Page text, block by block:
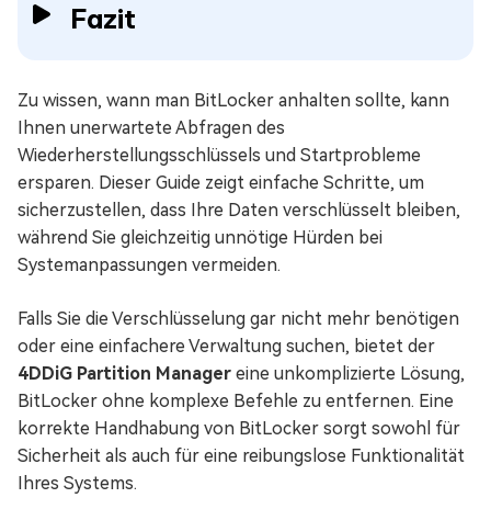
Fazit
Zu wissen, wann man BitLocker anhalten sollte, kann
Ihnen unerwartete Abfragen des
Wiederherstellungsschlüssels und Startprobleme
ersparen. Dieser Guide zeigt einfache Schritte, um
sicherzustellen, dass Ihre Daten verschlüsselt bleiben,
während Sie gleichzeitig unnötige Hürden bei
Systemanpassungen vermeiden.
Falls Sie die Verschlüsselung gar nicht mehr benötigen
oder eine einfachere Verwaltung suchen, bietet der
4DDiG Partition Manager eine unkomplizierte Lösung,
BitLocker ohne komplexe Befehle zu entfernen. Eine
korrekte Handhabung von BitLocker sorgt sowohl für
Sicherheit als auch für eine reibungslose Funktionalität
Ihres Systems.